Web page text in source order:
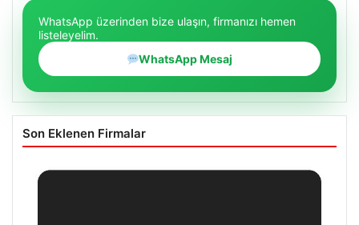
WhatsApp üzerinden bize ulaşın, firmanızı hemen
listeleyelim.
WhatsApp Mesaj
Son Eklenen Firmalar